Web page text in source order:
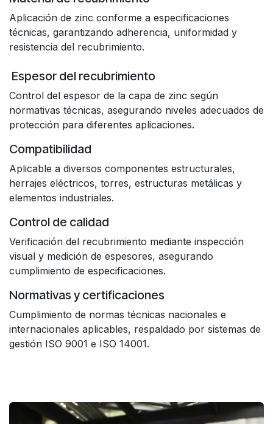
Aplicación de zinc conforme a especificaciones
técnicas, garantizando adherencia, uniformidad y
resistencia del recubrimiento.
Espesor del recubrimiento
Control del espesor de la capa de zinc según
normativas técnicas, asegurando niveles adecuados de
protección para diferentes aplicaciones.
Compatibilidad
Aplicable a diversos componentes estructurales,
herrajes eléctricos, torres, estructuras metálicas y
elementos industriales.
Control de calidad
Verificación del recubrimiento mediante inspección
visual y medición de espesores, asegurando
cumplimiento de especificaciones.
Normativas y certificaciones
Cumplimiento de normas técnicas nacionales e
internacionales aplicables, respaldado por sistemas de
gestión ISO 9001 e ISO 14001.